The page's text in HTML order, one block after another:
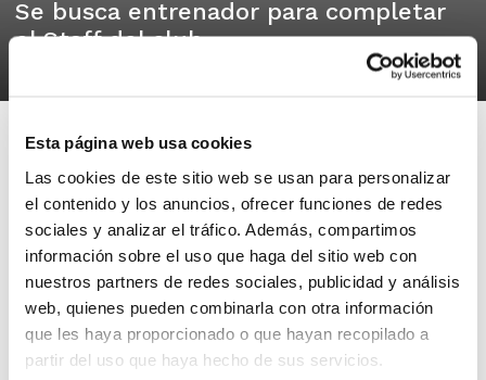
Esta página web usa cookies
Las cookies de este sitio web se usan para personalizar
el contenido y los anuncios, ofrecer funciones de redes
sociales y analizar el tráfico. Además, compartimos
información sobre el uso que haga del sitio web con
nuestros partners de redes sociales, publicidad y análisis
web, quienes pueden combinarla con otra información
que les haya proporcionado o que hayan recopilado a
partir del uso que haya hecho de sus servicios.
Se busca entrenador para completar
el Staff del club
CDSC Godella
Godella
En Sagrado Corazón de Godella
buscamos algún entrenador/a para